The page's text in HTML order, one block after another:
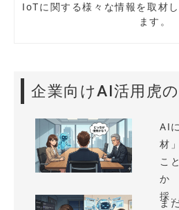
IoTに関する様々な情報を取材
ます。
企業向けAI活用虎
AI
材
こ
か
採
ま